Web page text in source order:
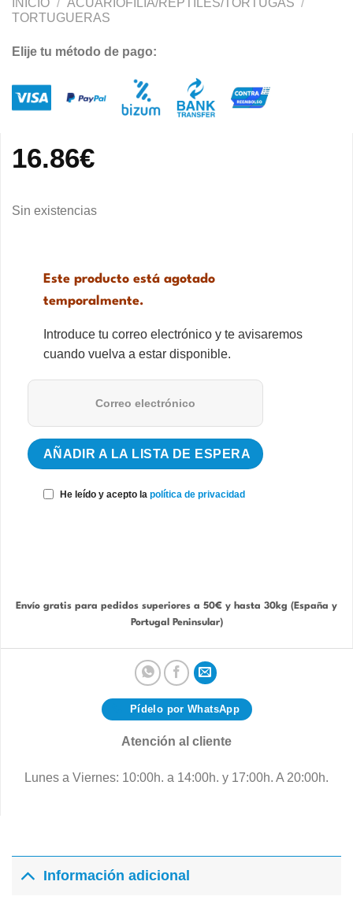
INICIO / ACUARIOFILIA/REPTILES/TORTUGAS /
TORTUGUERAS
Elije tu método de pago:
16.86€
Sin existencias
Este producto está agotado
temporalmente.
Introduce tu correo electrónico y te avisaremos
cuando vuelva a estar disponible.
He leído y acepto la política de privacidad
Envío gratis para pedidos superiores a 50€ y hasta 30kg (España y
Portugal Peninsular)
Pídelo por WhatsApp
Atención al cliente
Lunes a Viernes: 10:00h. a 14:00h. y 17:00h. A 20:00h.
Información adicional